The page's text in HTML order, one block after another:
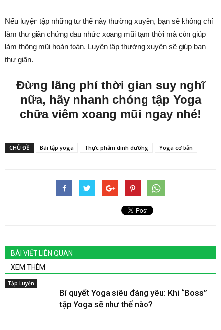
Nếu luyện tập những tư thế này thường xuyên, bạn sẽ không chỉ
làm thư giãn chứng đau nhức xoang mũi tạm thời mà còn giúp
làm thông mũi hoàn toàn. Luyện tập thường xuyên sẽ giúp bạn
thư giãn.
Đừng lãng phí thời gian suy nghĩ
nữa, hãy nhanh chóng tập Yoga
chữa viêm xoang mũi ngay nhé!
CHỦ ĐỀ Bài tập yoga Thực phẩm dinh dưỡng Yoga cơ bản
BÀI VIẾT LIÊN QUAN
XEM THÊM
Tập Luyện
Bí quyết Yoga siêu đáng yêu: Khi “Boss”
tập Yoga sẽ như thế nào?